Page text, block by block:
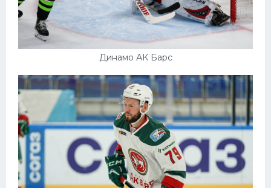
Динамо АК Барс